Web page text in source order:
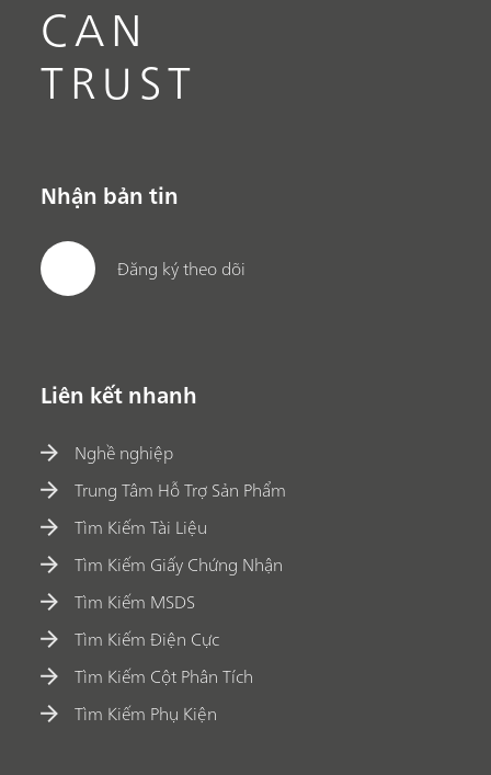
CAN
TRUST
Nhận bản tin
Đăng ký theo dõi
Liên kết nhanh
Nghề nghiệp
Trung Tâm Hỗ Trợ Sản Phẩm
Tìm Kiếm Tài Liệu
Tìm Kiếm Giấy Chứng Nhận
Tìm Kiếm MSDS
Tìm Kiếm Điện Cực
Tìm Kiếm Cột Phân Tích
Tìm Kiếm Phụ Kiện